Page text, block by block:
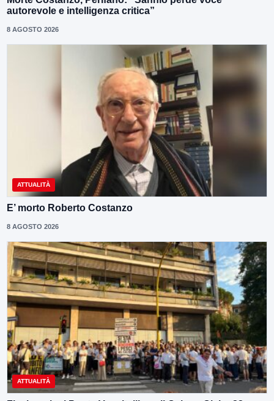
autorevole e intelligenza critica”
8 AGOSTO 2026
ATTUALITÀ
E’ morto Roberto Costanzo
8 AGOSTO 2026
ATTUALITÀ